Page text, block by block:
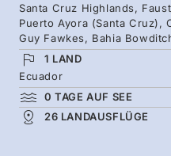
Entstehen begriffen
Meeresschildkröten
beobachten Sie
ihren durchdringend
Sie Flamingos durch
Floreana waten. Auf
Santa Cruz Highlands,
Puerto Ayora (Santa Cruz),
Guy Fawkes, Bahia
1 LAND
Ecuador
0 TAGE AUF SEE
26 LANDAUSFLÜGE